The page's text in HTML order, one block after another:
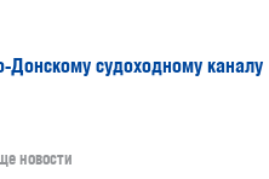
Донскому судоходному каналу
новости